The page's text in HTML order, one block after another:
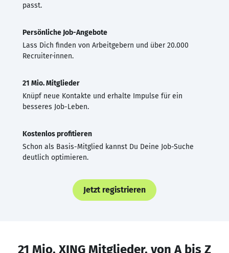
passt.
Persönliche Job-Angebote
Lass Dich finden von Arbeitgebern und über 20.000
Recruiter·innen.
21 Mio. Mitglieder
Knüpf neue Kontakte und erhalte Impulse für ein
besseres Job-Leben.
Kostenlos profitieren
Schon als Basis-Mitglied kannst Du Deine Job-Suche
deutlich optimieren.
Jetzt registrieren
21 Mio. XING Mitglieder, von A bis Z